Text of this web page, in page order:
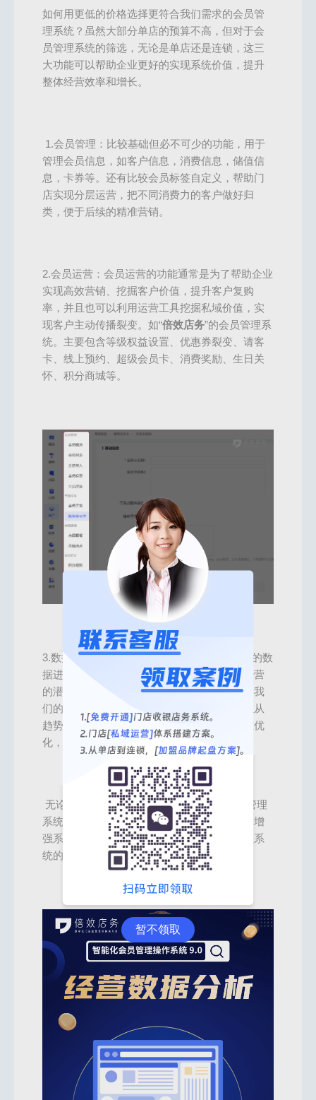
如何用更低的价格选择更符合我们需求的会员管
理系统？虽然大部分单店的预算不高，但对于会
员管理系统的筛选，无论是单店还是连锁，这三
大功能可以帮助企业更好的实现系统价值，提升
整体经营效率和增长。
1.会员管理：比较基础但必不可少的功能，用于
管理会员信息，如客户信息，消费信息，储值信
息，卡券等。还有比较会员标签自定义，帮助门
店实现分层运营，把不同消费力的客户做好归
类，便于后续的精准营销。
2.会员运营：会员运营的功能通常是为了帮助企业
实现高效营销、挖掘客户价值，提升客户复购
率，并且也可以利用运营工具挖掘私域价值，实
现客户主动传播裂变。如“倍效店务”的会员管理系
统。主要包含等级权益设置、优惠券裂变、请客
卡、线上预约、超级会员卡、消费奖励、生日关
怀、积分商城等。
3.数据营销：此外，我们还需要运用系统提供的数
据进行经营分析，判断经营情况，规避门店经营
的潜在风险。比如客户增长数据，可以判断出我
们的裂变活动是否有效；业绩营收数据，可以从
趋势图中判断经营情况，挖掘问题并进行精准优
化，从而达到数据赋能经营的模式。
无论是单店还是多门店经营，我们对于会员管理
系统的选择都要具备这三项重点功能，以此来增
强系统对于经营的价值和意义，实现会员管理系
统的高效运用。
暂不领取